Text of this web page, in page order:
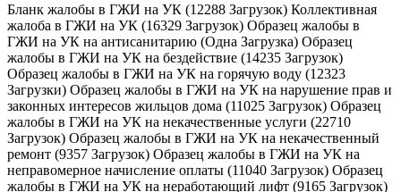
Бланк жалобы в ГЖИ на УК (12288 Загрузок) Коллективная
жалоба в ГЖИ на УК (16329 Загрузок) Образец жалобы в
ГЖИ на УК на антисанитарию (Одна Загрузка) Образец
жалобы в ГЖИ на УК на бездействие (14235 Загрузок)
Образец жалобы в ГЖИ на УК на горячую воду (12323
Загрузки) Образец жалобы в ГЖИ на УК на нарушение прав и
законных интересов жильцов дома (11025 Загрузок) Образец
жалобы в ГЖИ на УК на некачественные услуги (22710
Загрузок) Образец жалобы в ГЖИ на УК на некачественный
ремонт (9357 Загрузок) Образец жалобы в ГЖИ на УК на
неправомерное начисление оплаты (11040 Загрузок) Образец
жалобы в ГЖИ на УК на неработающий лифт (9165 Загрузок)